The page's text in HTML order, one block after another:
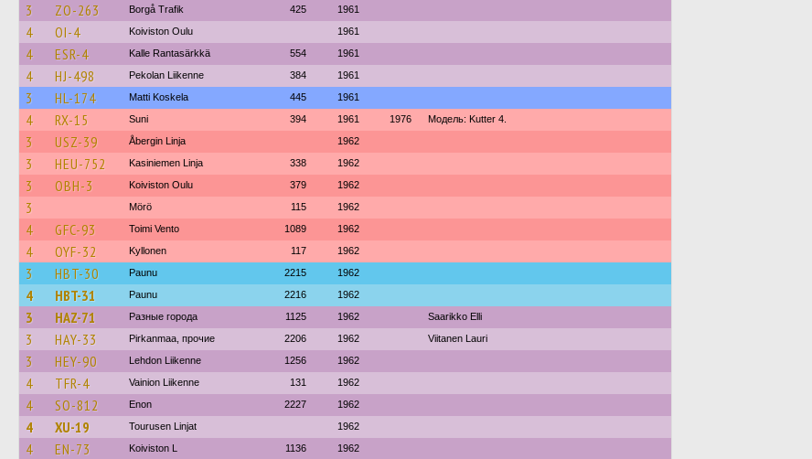
3 ZO-263 Borgå Trafik 425 1961
4 OI-4 Koiviston Oulu 1961
4 ESR-4 Kalle Rantasärkkä 554 1961
4 HJ-498 Pekolan Liikenne 384 1961
3 HL-174 Matti Koskela 445 1961
4 RX-15 Suni 394 1961 1976 Модель: Kutter 4.
3 USZ-39 Åbergin Linja 1962
3 HEU-752 Kasiniemen Linja 338 1962
3 OBH-3 Koiviston Oulu 379 1962
3 Mörö 115 1962
4 GFC-93 Toimi Vento 1089 1962
4 OYF-32 Kyllonen 117 1962
3 HBT-30 Paunu 2215 1962
4 HBT-31 Paunu 2216 1962
3 HAZ-71 Разные города 1125 1962 Saarikko Elli
3 HAY-33 Pirkanmaa, прочие 2206 1962 Viitanen Lauri
3 HEY-90 Lehdon Liikenne 1256 1962
4 TFR-4 Vainion Liikenne 131 1962
4 SO-812 Enon 2227 1962
4 XU-19 Tourusen Linjat 1962
4 EN-73 Koiviston L 1136 1962